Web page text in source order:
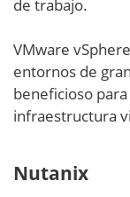
de trabajo.
VMware
entornos de
beneficioso
infraestructura
Nutanix